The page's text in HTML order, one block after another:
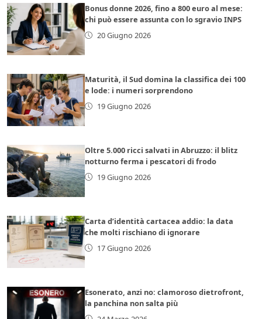
Bonus donne 2026, fino a 800 euro al mese:
chi può essere assunta con lo sgravio INPS
20 Giugno 2026
Maturità, il Sud domina la classifica dei 100
e lode: i numeri sorprendono
19 Giugno 2026
Oltre 5.000 ricci salvati in Abruzzo: il blitz
notturno ferma i pescatori di frodo
19 Giugno 2026
Carta d’identità cartacea addio: la data
che molti rischiano di ignorare
17 Giugno 2026
Esonerato, anzi no: clamoroso dietrofront,
la panchina non salta più